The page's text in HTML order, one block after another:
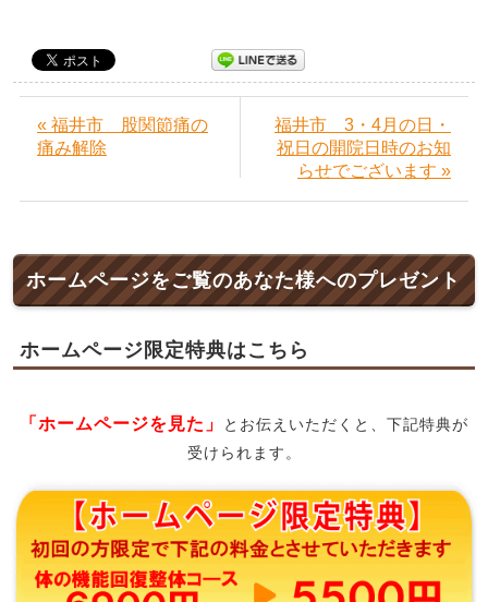
« 福井市 股関節痛の
痛み解除
福井市 3・4月の日・
祝日の開院日時のお知
らせでございます »
ホームページをご覧のあなた様へのプレゼント
ホームページ限定特典はこちら
「ホームページを見た」
とお伝えいただくと、下記特典が
受けられます。